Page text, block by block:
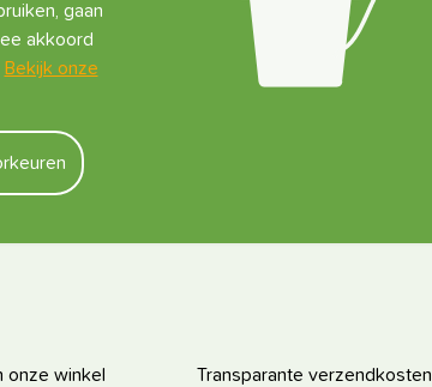
gaan
akkoord
Bekijk onze
onze winkel Transparante verzendkosten